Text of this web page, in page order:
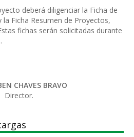
deberá diligenciar la Ficha de
Ficha Resumen de Proyectos,
fichas serán solicitadas durante
CHAVES BRAVO
Director.